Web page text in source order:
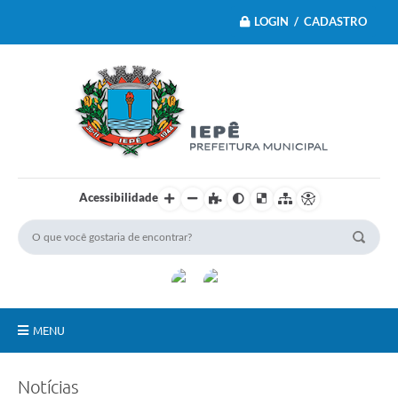
LOGIN / CADASTRO
Acessibilidade
MENU
Notícias